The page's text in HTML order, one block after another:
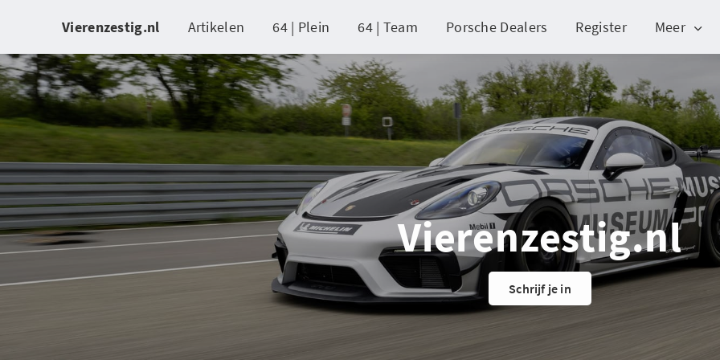
Vierenzestig.nl Artikelen 64 | Plein 64 | Team Porsche Dealers Register Meer
Vierenzestig.nl
Schrijf je in